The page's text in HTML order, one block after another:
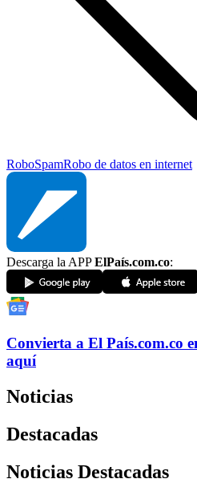
RoboSpamRobo de datos en internet
Descarga la APPElPaís.com.co:
Convierta a El País.com.co
aquí
Noticias
Destacadas
Noticias Destacadas